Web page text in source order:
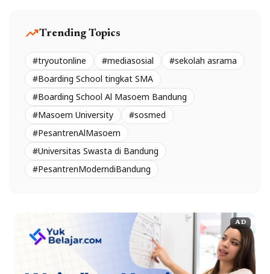
trending_upTrending Topics
#tryoutonline #mediasosial
#sekolah asrama
#Boarding School tingkat SMA
#Boarding School Al Masoem Bandung
#Masoem University
#sosmed
#PesantrenAlMasoem
#Universitas Swasta di Bandung
#PesantrenModerndiBandung
AD